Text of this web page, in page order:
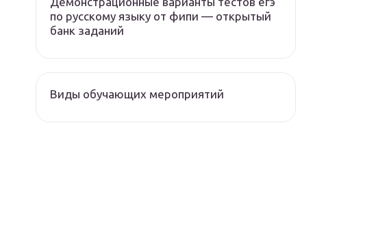
по русскому языку от фипи — открытый
банк заданий
Виды обучающих мероприятий